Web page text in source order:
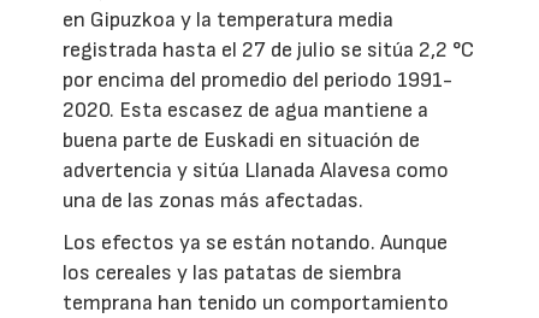
en Gipuzkoa y la temperatura media
registrada hasta el 27 de julio se sitúa 2,2 °C
por encima del promedio del periodo 1991-
2020. Esta escasez de agua mantiene a
buena parte de Euskadi en situación de
advertencia y sitúa Llanada Alavesa como
una de las zonas más afectadas.
Los efectos ya se están notando. Aunque
los cereales y las patatas de siembra
temprana han tenido un comportamiento